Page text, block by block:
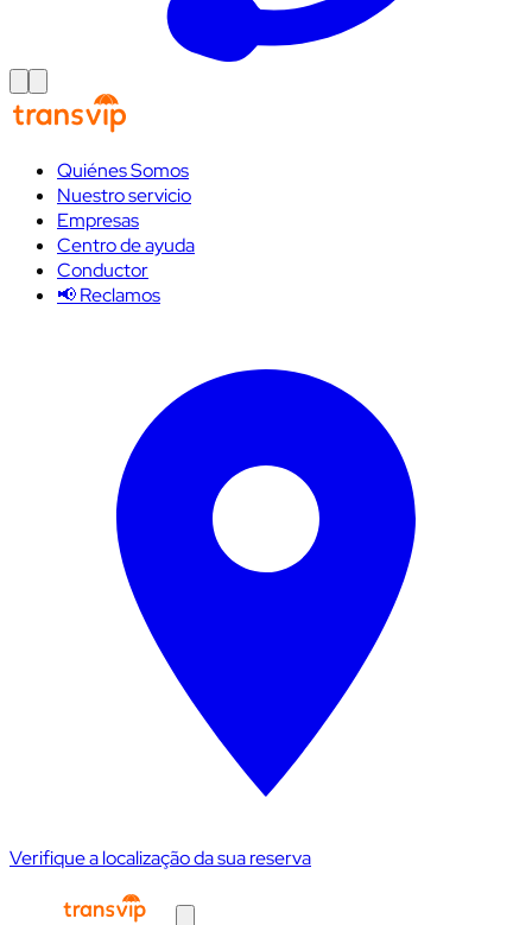
Quiénes Somos
Nuestro servicio
Empresas
Centro de ayuda
Conductor
📢 Reclamos
Verifique a localização da sua reserva